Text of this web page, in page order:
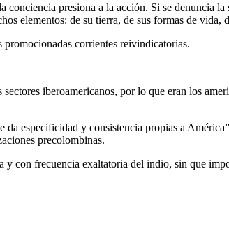
presiona a la acción. Si se denuncia
elementos: de su tierra, de sus formas de vida,
corrientes reivindicatorias.
iberoamericanos, por lo que eran los
especificidad y consistencia propias a
precolombinas.
con frecuencia exaltatoria del indio, sin que